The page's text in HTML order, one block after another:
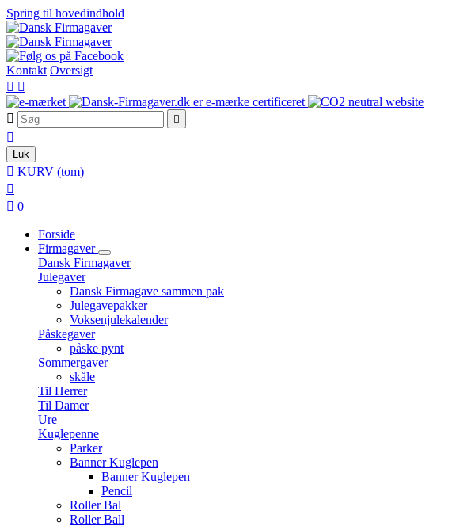
Spring til hovedindhold
Kontakt Oversigt
 
 

Luk
 KURV (tom)

 0
Forside
Firmagaver
Dansk Firmagaver
Julegaver
Dansk Firmagave sammen pak
Julegavepakker
Voksenjulekalender
Påskegaver
påske pynt
Sommergaver
skåle
Til Herrer
Til Damer
Ure
Kuglepenne
Parker
Banner Kuglepen
Banner Kuglepen
Pencil
Roller Bal
Roller Ball